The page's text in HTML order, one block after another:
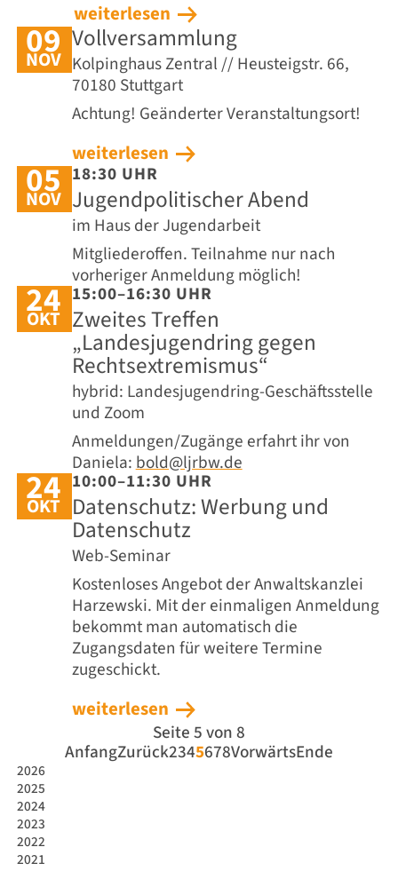
2026
2025
2024
2023
2022
2021
weiterlesen
09
NOV
Vollversammlung
Kolpinghaus Zentral // Heusteigstr. 66,
70180 Stuttgart
Achtung! Geänderter Veranstaltungsort!
weiterlesen
05
NOV
18:30 UHR
Jugendpolitischer Abend
im Haus der Jugendarbeit
Mitgliederoffen. Teilnahme nur nach
vorheriger Anmeldung möglich!
24
OKT
15:00–16:30 UHR
Zweites Treffen
„Landesjugendring gegen
Rechtsextremismus“
hybrid: Landesjugendring-Geschäftsstelle
und Zoom
Anmeldungen/Zugänge erfahrt ihr von
Daniela:bold@ljrbw.de
24
OKT
10:00–11:30 UHR
Datenschutz: Werbung und
Datenschutz
Web-Seminar
Kostenloses Angebot der Anwaltskanzlei
Harzewski. Mit der einmaligen Anmeldung
bekommt man automatisch die
Zugangsdaten für weitere Termine
zugeschickt.
weiterlesen
Seite 5 von 8
AnfangZurück2345678VorwärtsEnde